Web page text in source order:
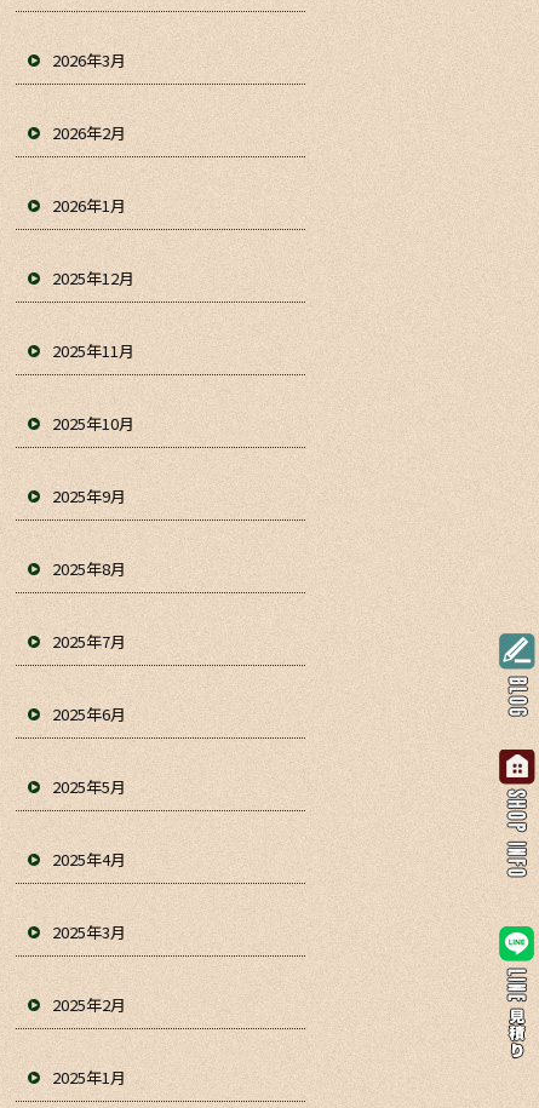
2026年3月
2026年2月
2026年1月
2025年12月
2025年11月
2025年10月
2025年9月
2025年8月
2025年7月
2025年6月
2025年5月
2025年4月
2025年3月
2025年2月
2025年1月